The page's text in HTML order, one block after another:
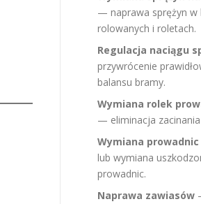
— naprawa sprężyn w
rolowanych i roletach.
Regulacja naciągu
przywrócenie
balansu bramy.
Wymiana rolek
— eliminacja zacinania
Wymiana prowadnic
lub wymiana
prowadnic.
Naprawa zawiasów